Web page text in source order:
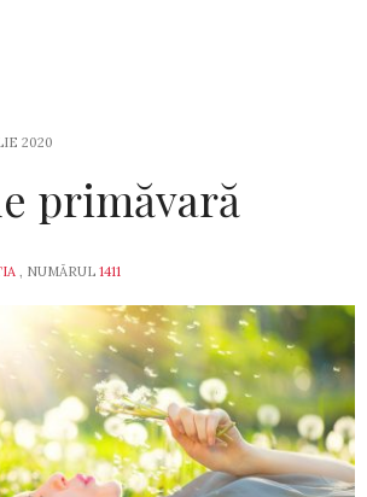
2020
primăvară
, NUMĂRUL 1411